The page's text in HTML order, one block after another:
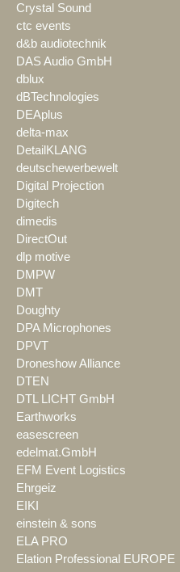
Crystal Sound
ctc events
d&b audiotechnik
DAS Audio GmbH
dblux
dBTechnologies
DEAplus
delta-max
DetailKLANG
deutschewerbewelt
Digital Projection
Digitech
dimedis
DirectOut
dlp motive
DMPW
DMT
Doughty
DPA Microphones
DPVT
Droneshow Alliance
DTEN
DTL LICHT GmbH
Earthworks
easescreen
edelmat.GmbH
EFM Event Logistics
Ehrgeiz
EIKI
einstein & sons
ELA PRO
Elation Professional EUROPE